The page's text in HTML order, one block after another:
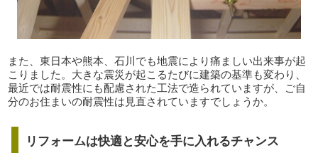
また、東日本や熊本、石川でも地震により痛ましい出来事が起
こりました。大きな震災が起こるたびに建築の基準も変わり、
最近では耐震性にも配慮された工法で造られていますが、ご自
分のお住まいの耐震性は見直されていますでしょうか。
リフォームは快適と安心を手に入れるチャンス